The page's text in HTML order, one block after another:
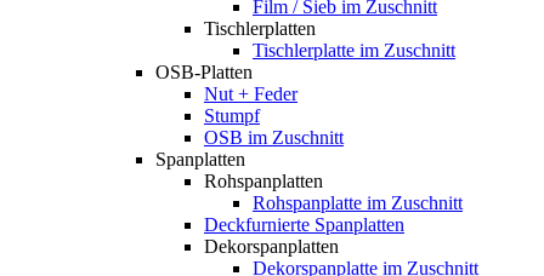
Film / Sieb im Zuschnitt
Tischlerplatten
Tischlerplatte im Zuschnitt
OSB-Platten
Nut + Feder
Stumpf
OSB im Zuschnitt
Spanplatten
Rohspanplatten
Rohspanplatte im Zuschnitt
Deckfurnierte Spanplatten
Dekorspanplatten
Dekorspanplatte im Zuschnitt